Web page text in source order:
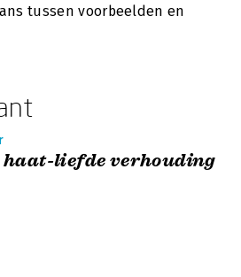
tussen voorbeelden en
haat-liefde verhouding